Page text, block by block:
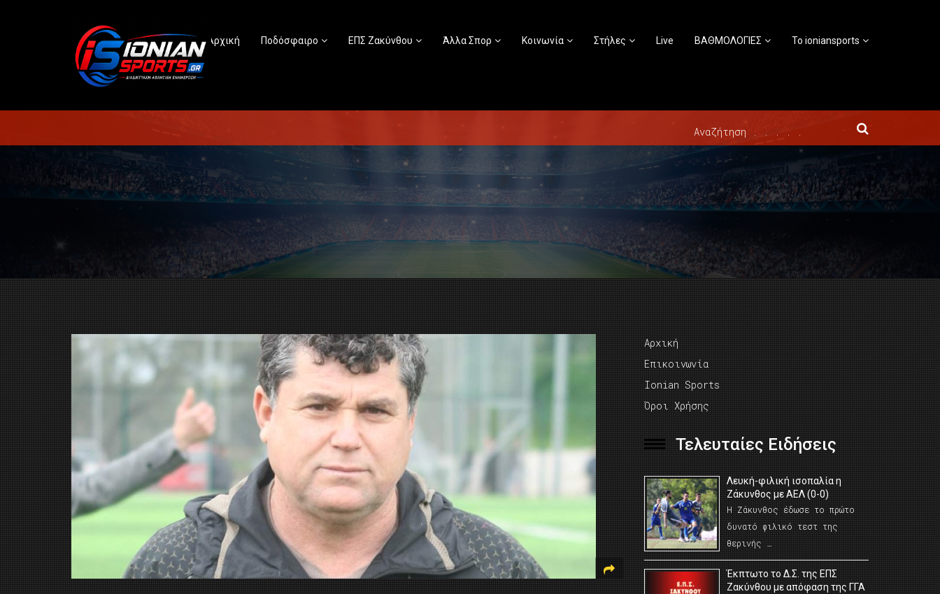
Αρχική Ποδόσφαιρο ΕΠΣ Ζακύνθου Άλλα Σπορ Κοινωνία Στήλες Live ΒΑΘΜΟΛΟΓΙΕΣ Το ioniansports
Αρχική
Επικοινωνία
Ionian Sports
Όροι Χρήσης
Τελευταίες Ειδήσεις
Λευκή-φιλική ισοπαλία η
Ζάκυνθος με ΑΕΛ (0-0)
Η Ζάκυνθος έδωσε το πρώτο
δυνατό φιλικό τεστ της
θερινής …
Έκπτωτο το Δ.Σ. της ΕΠΣ
Ζακύνθου με απόφαση της ΓΓΑ